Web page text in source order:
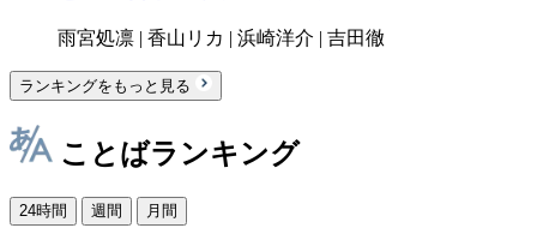
雨宮処凛 | 香山リカ | 浜崎洋介 | 吉田徹
ランキングをもっと見る
ことばランキング
24時間 週間 月間